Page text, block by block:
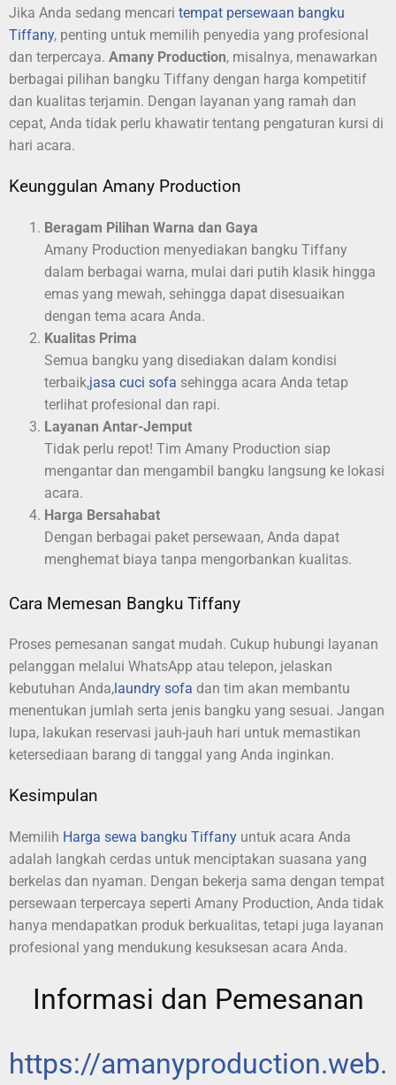
Jika Anda sedang mencari tempat persewaan bangku
Tiffany, penting untuk memilih penyedia yang profesional
dan terpercaya. Amany Production, misalnya, menawarkan
berbagai pilihan bangku Tiffany dengan harga kompetitif
dan kualitas terjamin. Dengan layanan yang ramah dan
cepat, Anda tidak perlu khawatir tentang pengaturan kursi di
hari acara.
Keunggulan Amany Production
Beragam Pilihan Warna dan Gaya
Amany Production menyediakan bangku Tiffany
dalam berbagai warna, mulai dari putih klasik hingga
emas yang mewah, sehingga dapat disesuaikan
dengan tema acara Anda.
Kualitas Prima
Semua bangku yang disediakan dalam kondisi
terbaik,jasa cuci sofa sehingga acara Anda tetap
terlihat profesional dan rapi.
Layanan Antar-Jemput
Tidak perlu repot! Tim Amany Production siap
mengantar dan mengambil bangku langsung ke lokasi
acara.
Harga Bersahabat
Dengan berbagai paket persewaan, Anda dapat
menghemat biaya tanpa mengorbankan kualitas.
Cara Memesan Bangku Tiffany
Proses pemesanan sangat mudah. Cukup hubungi layanan
pelanggan melalui WhatsApp atau telepon, jelaskan
kebutuhan Anda, laundry sofa dan tim akan membantu
menentukan jumlah serta jenis bangku yang sesuai. Jangan
lupa, lakukan reservasi jauh-jauh hari untuk memastikan
ketersediaan barang di tanggal yang Anda inginkan.
Kesimpulan
Memilih Harga sewa bangku Tiffany untuk acara Anda
adalah langkah cerdas untuk menciptakan suasana yang
berkelas dan nyaman. Dengan bekerja sama dengan tempat
persewaan terpercaya seperti Amany Production, Anda tidak
hanya mendapatkan produk berkualitas, tetapi juga layanan
profesional yang mendukung kesuksesan acara Anda.
Informasi dan Pemesanan
https://amanyproduction.web.